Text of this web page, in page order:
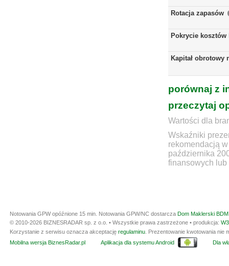
Rotacja zapasów
Pokrycie kosztów
Kapitał obrotowy
porównaj z
przeczytaj
Wartości dla
Wskaźniki
rekomendacją
października
finansowych lub
Notowania GPW opóźnione 15 min. Notowania GPW/NC dostarcza Dom Maklerski
© 2010-2026 BIZNESRADAR sp. z o.o. • Wszystkie prawa zastrzeżone • produkcja:
Korzystanie z serwisu oznacza akceptację regulaminu . Prezentowanie kwotowania
Mobilna wersja BiznesRadar.pl
Aplikacja dla systemu Android Dla